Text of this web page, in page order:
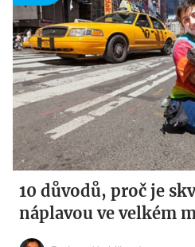
10 důvodů, proč je
náplavou ve velkém